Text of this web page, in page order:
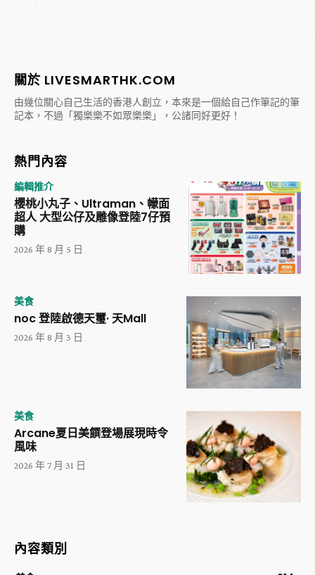
關於 LIVESMARTHK.COM
由幾位關心自己生活的香港人創立，本來是一個給自己作筆記的筆
記本，不過「獨樂樂不如眾樂樂」，公諸同好更好！
熱門內容
編輯推介
櫻桃小丸子、Ultraman、幪面
超人 大型公仔及雕像登陸7仔預
購
2026 年 8 月 5 日
美食
noc 登陸啟德天璽· 天Mall
2026 年 8 月 3 日
美食
Arcane夏日美饌登場展現時令
風味
2026 年 7 月 31 日
內容類別